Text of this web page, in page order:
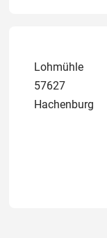
Lohmühle
57627
Hachenburg